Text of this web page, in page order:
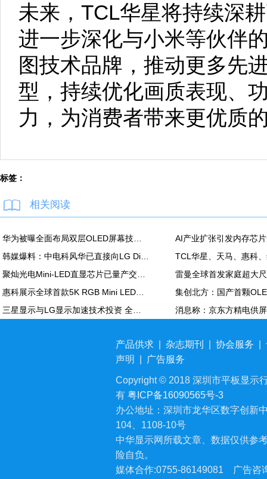
未来，TCL华星将持续深
进一步深化与小米等伙伴
图技术品牌，推动更多先
型，持续优化画质表现、
力，为消费者带来更优质
标签：
相关阅读
产品供求 杂志期刊 协会服务
声明
广告服务
Copyright © 2018 深圳市平板显示
有 粤ICP备16090565号-3
办公地址：深圳市龙华区数字创新
104、1108-10号
中华显示网所载文章、数据仅供参
险自负。
媒体合作:0755-86149081
广告咨